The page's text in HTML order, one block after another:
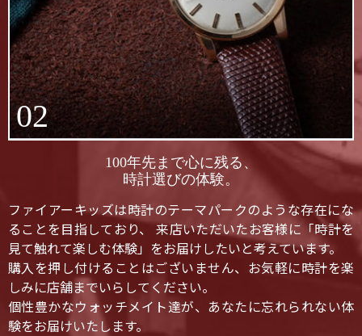
02
100年先まで心に残る、
時計選びの体験。
ファイアーキッズは時計のテーマパークのような存在にな
ることを目指しており、 来店いただいたお客様に「時計を
見て触れて楽しむ体験」をお届けしたいと考えています。
購入を押し付けることはございません、お気軽に時計を楽
しみに店舗までいらしてください。
個性豊かなウォッチメイト達が、あなたに忘れられない体
験をお届けいたします。